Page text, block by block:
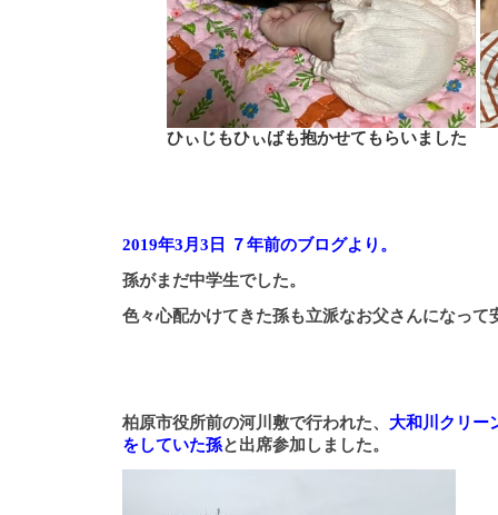
ひぃじもひぃばも抱かせてもらいました
2019年3月3日 ７年前のブログより。
孫がまだ中学生でした。
色々心配かけてきた孫も立派なお父さんになって
柏原市役所前の河川敷で行われた、 大和川クリー
をしていた孫と出席参加しました。